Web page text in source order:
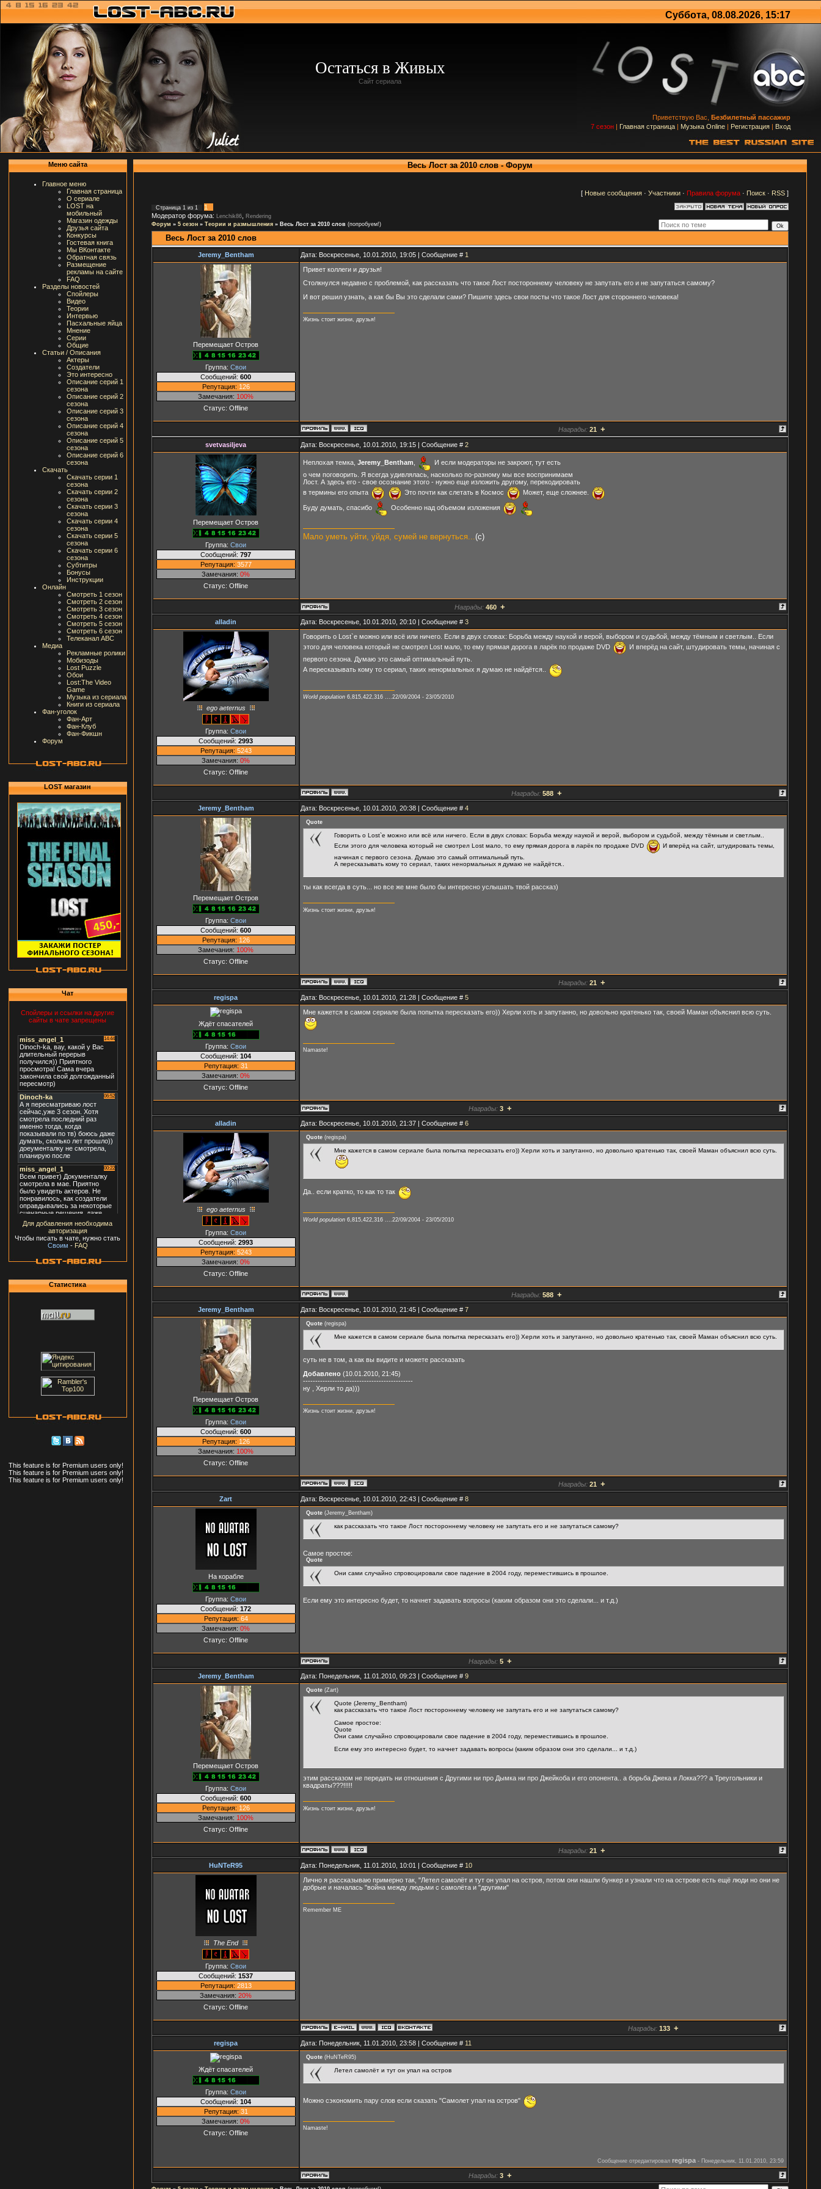
Суббота, 08.08.2026, 15:17
Остаться в Живых
Сайт сериала
Приветствую Вас, Безбилетный пассажир
7 сезон | Главная страница | Музыка Online | Регистрация | Вход
Меню сайта
Главное меню
Главная страница
О сериале
LOST на
мобильный
Магазин одежды
Друзья сайта
Конкурсы
Гостевая книга
Мы ВКонтакте
Обратная связь
Размещение
рекламы на сайте
FAQ
Разделы новостей
Спойлеры
Видео
Теории
Интервью
Пасхальные яйца
Мнение
Серии
Общие
Статьи / Описания
Актеры
Создатели
Это интересно
Описание серий 1
сезона
Описание серий 2
сезона
Описание серий 3
сезона
Описание серий 4
сезона
Описание серий 5
сезона
Описание серий 6
сезона
Скачать
Скачать серии 1
сезона
Скачать серии 2
сезона
Скачать серии 3
сезона
Скачать серии 4
сезона
Скачать серии 5
сезона
Скачать серии 6
сезона
Субтитры
Бонусы
Инструкции
Онлайн
Смотреть 1 сезон
Смотреть 2 сезон
Смотреть 3 сезон
Смотреть 4 сезон
Смотреть 5 сезон
Смотреть 6 сезон
Телеканал ABC
Медиа
Рекламные ролики
Мобизоды
Lost Puzzle
Обои
Lost:The Video
Game
Музыка из сериала
Книги из сериала
Фан-уголок
Фан-Арт
Фан-Клуб
Фан-Фикшн
Форум
LOST магазин
Чат
Спойлеры и ссылки на другие
сайты в чате запрещены
Для добавления необходима
авторизация
Чтобы писать в чате, нужно стать
Своим - FAQ
Статистика
This feature is for Premium users only!
This feature is for Premium users only!
This feature is for Premium users only!
Весь Лост за 2010 слов - Форум
[ Новые сообщения· Участники· Правила форума· Поиск· RSS]
Страница 1 из 1
1
Модератор форума:
Lenchik86,
Rendering
Форум » 5 сезон » Теории и размышления » Весь Лост за 2010 слов (попробуем!)
Весь Лост за 2010 слов
Jeremy_Bentham Дата: Воскресенье, 10.01.2010, 19:05 | Сообщение # 1
Перемещает Остров
Группа: Свои
Сообщений: 600
Репутация: 126
Замечания: 100%
Статус: Offline
Привет коллеги и друзья!
Столкнулся недавно с проблемой, как рассказать что такое Лост постороннему человеку не запутать его и не запутаться самому?
И вот решил узнать, а как бы Вы это сделали сами? Пишите здесь свои посты что такое Лост для стороннего человека!
Жизнь стоит жизни, друзья!
Награды: 21 +
svetvasiljeva Дата: Воскресенье, 10.01.2010, 19:15 | Сообщение # 2
Перемещает Остров
Группа: Свои
Сообщений: 797
Репутация: 3577
Замечания: 0%
Статус: Offline
Неплохая темка, Jeremy_Bentham
И если модераторы не закроют, тут есть
о чем поговорить. Я всегда удивлялась, насколько по-разному мы все воспринимаем
Лост. А здесь его - свое осознание этого - нужно еще изложить другому, перекодировать
в термины его опыта
Это почти как слетать в Космос Может, еще сложнее.
Буду думать, спасибо Особенно над объемом изложения
Мало уметь уйти, уйдя, сумей не вернуться... (с)
Награды: 460 +
alladin Дата: Воскресенье, 10.01.2010, 20:10 | Сообщение # 3
ego aeternus
Группа: Свои
Сообщений: 2993
Репутация: 5243
Замечания: 0%
Статус: Offline
Говорить о Lost`e можно или всё или ничего. Если в двух словах: Борьба между наукой и верой, выбором и судьбой, между тёмным и светлым.. Если
этого для человека который не смотрел Lost мало, то ему прямая дорога в ларёк по продаже DVD
И вперёд на сайт, штудировать темы, начиная с
первого сезона. Думаю это самый оптимальный путь.
А пересказывать кому то сериал, таких ненормальных я думаю не найдётся..
World population6,815,422,316 ....22/09/2004 - 23/05/2010
Награды: 588 +
Jeremy_Bentham Дата: Воскресенье, 10.01.2010, 20:38 | Сообщение # 4
Перемещает Остров
Группа: Свои
Сообщений: 600
Репутация: 126
Замечания: 100%
Статус: Offline
Quote
Говорить о Lost`e можно или всё или ничего. Если в двух словах: Борьба между наукой и верой, выбором и судьбой, между тёмным и светлым..
Если этого для человека который не смотрел Lost мало, то ему прямая дорога в ларёк по продаже DVD
И вперёд на сайт, штудировать темы,
начиная с первого сезона. Думаю это самый оптимальный путь.
А пересказывать кому то сериал, таких ненормальных я думаю не найдётся..
ты как всегда в суть... но все же мне было бы интересно услышать твой рассказ)
Жизнь стоит жизни, друзья!
Награды: 21 +
regispa Дата: Воскресенье, 10.01.2010, 21:28 | Сообщение # 5
Ждёт спасателей
Группа: Свои
Сообщений: 104
Репутация: 31
Замечания: 0%
Статус: Offline
Мне кажется в самом сериале была попытка пересказать его)) Херли хоть и запутанно, но довольно кратенько так, своей Маман объяснил всю суть.
Namaste!
Награды: 3 +
alladin Дата: Воскресенье, 10.01.2010, 21:37 | Сообщение # 6
ego aeternus
Группа: Свои
Сообщений: 2993
Репутация: 5243
Замечания: 0%
Статус: Offline
Quote(regispa)
Мне кажется в самом сериале была попытка пересказать его)) Херли хоть и запутанно, но довольно кратенько так, своей Маман объяснил всю суть.
Да.. если кратко, то как то так
World population6,815,422,316 ....22/09/2004 - 23/05/2010
Награды: 588 +
Jeremy_Bentham Дата: Воскресенье, 10.01.2010, 21:45 | Сообщение # 7
Перемещает Остров
Группа: Свои
Сообщений: 600
Репутация: 126
Замечания: 100%
Статус: Offline
Quote(regispa)
Мне кажется в самом сериале была попытка пересказать его)) Херли хоть и запутанно, но довольно кратенько так, своей Маман объяснил всю суть.
суть не в том, а как вы видите и можете рассказать
Добавлено(10.01.2010, 21:45)
---------------------------------------------
ну , Херли то да)))
Жизнь стоит жизни, друзья!
Награды: 21 +
Zart Дата: Воскресенье, 10.01.2010, 22:43 | Сообщение # 8
На корабле
Группа: Свои
Сообщений: 172
Репутация: 64
Замечания: 0%
Статус: Offline
Quote(Jeremy_Bentham)
как рассказать что такое Лост постороннему человеку не запутать его и не запутаться самому?
Самое простое:
Quote
Они сами случайно спровоцировали свое падение в 2004 году, переместившись в прошлое.
Если ему это интересно будет, то начнет задавать вопросы (каким образом они это сделали... и т.д.)
Награды: 5 +
Jeremy_Bentham Дата: Понедельник, 11.01.2010, 09:23 | Сообщение # 9
Перемещает Остров
Группа: Свои
Сообщений: 600
Репутация: 126
Замечания: 100%
Статус: Offline
Quote(Zart)
Quote (Jeremy_Bentham)
как рассказать что такое Лост постороннему человеку не запутать его и не запутаться самому?
Самое простое:
Quote
Они сами случайно спровоцировали свое падение в 2004 году, переместившись в прошлое.
Если ему это интересно будет, то начнет задавать вопросы (каким образом они это сделали... и т.д.)
этим рассказом не передать ни отношения с Другими ни про Дымка ни про Джейкоба и его опонента.. а борьба Джека и Локка??? а Треугольники и
квадраты???!!!!!
Жизнь стоит жизни, друзья!
Награды: 21 +
HuNTeR95 Дата: Понедельник, 11.01.2010, 10:01 | Сообщение # 10
The End
Группа: Свои
Сообщений: 1537
Репутация: 2813
Замечания: 20%
Статус: Offline
Лично я рассказываю примерно так, "Летел самолёт и тут он упал на остров, потом они нашли бункер и узнали что на острове есть ещё люди но они не
добрые и началась "война между людьми с самолёта и "другими"
Remember ME
Награды: 133 +
regispa Дата: Понедельник, 11.01.2010, 23:58 | Сообщение # 11
Ждёт спасателей
Группа: Свои
Сообщений: 104
Репутация: 31
Замечания: 0%
Статус: Offline
Quote(HuNTeR95)
Летел самолёт и тут он упал на остров
Можно сэкономить пару слов если сказать "Самолет упал на остров"
Namaste!
Сообщение отредактировал regispa- Понедельник, 11.01.2010, 23:59
Награды: 3 +